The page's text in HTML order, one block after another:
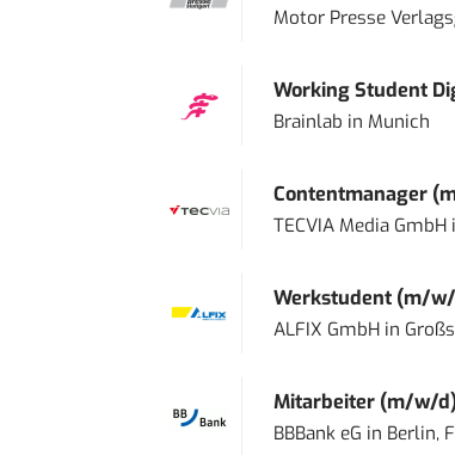
Motor Presse
Working Student
Brainlab in Munich
Contentmanager
TECVIA Media GmbH
Werkstudent (m/w/
ALFIX GmbHin
Mitarbeiter (m/w/d)
BBBank eG in Berlin,